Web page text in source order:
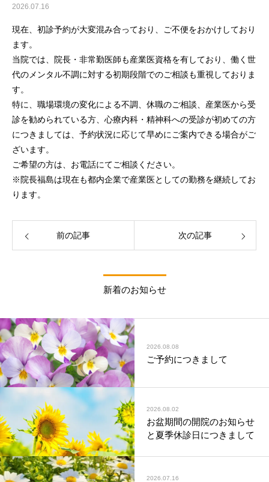
2026.07.16
現在、初診予約が大変混み合っており、ご不便をおかけしており
ます。
当院では、院長・非常勤医師も産業医資格を有しており、働く世
代のメンタル不調に対する初期段階でのご相談も重視しておりま
す。
特に、職場環境の変化による不調、休職のご相談、産業医から受
診を勧められている方、心療内科・精神科への受診が初めての方
につきましては、予約状況に応じて早めにご案内できる場合がご
ざいます。
ご希望の方は、お電話にてご相談ください。
※院長福島は現在も都内企業で産業医としての勤務を継続してお
ります。
前の記事 次の記事
新着のお知らせ
2026.08.08
ご予約につきまして
2026.08.02
お盆期間の開院のお知らせ
と夏季休診日につきまして
2026.07.16